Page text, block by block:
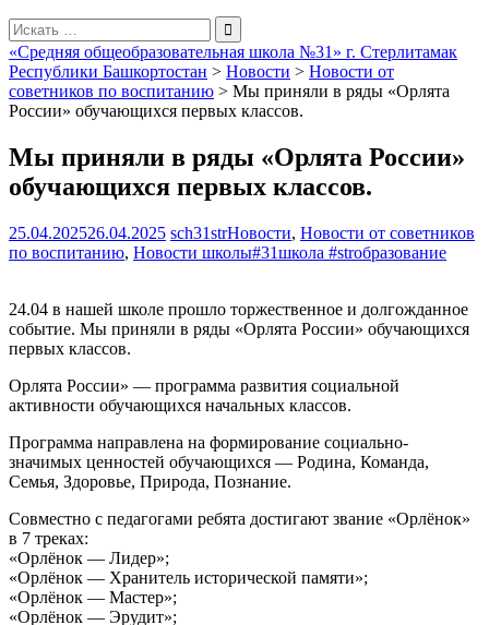
Поиск
для:
«Средняя общеобразовательная школа №31» г. Стерлитамак
Республики Башкортостан > Новости > Новости от
советников по воспитанию > Мы приняли в ряды «Орлята
России» обучающихся первых классов.
Мы приняли в ряды «Орлята России»
обучающихся первых классов.
25.04.202526.04.2025 sch31strНовости, Новости от советников
по воспитанию, Новости школы#31школа #strобразование
24.04 в нашей школе прошло торжественное и долгожданное
событие. Мы приняли в ряды «Орлята России» обучающихся
первых классов.
Орлята России» — программа развития социальной
активности обучающихся начальных классов.
Программа направлена на формирование социально-
значимых ценностей обучающихся — Родина, Команда,
Семья, Здоровье, Природа, Познание.
Совместно с педагогами ребята достигают звание «Орлёнок»
в 7 треках:
«Орлёнок — Лидер»;
«Орлёнок — Хранитель исторической памяти»;
«Орлёнок — Мастер»;
«Орлёнок — Эрудит»;